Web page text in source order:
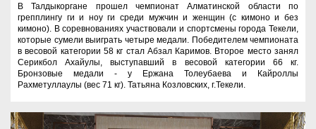
В Талдыкоргане прошел чемпионат Алматинской области по
грепплингу ги и ноу ги среди мужчин и женщин (с кимоно и без
кимоно). В соревнованиях участвовали и спортсмены города Текели,
которые сумели выиграть четыре медали. Победителем чемпионата
в весовой категории 58 кг стал Абзал Каримов. Второе место занял
Серикбол Ахайулы, выступавший в весовой категории 66 кг.
Бронзовые медали - у Ержана Толеубаева и Кайроллы
Рахметуллаулы (вес 71 кг). Татьяна Козловских, г.Текели.